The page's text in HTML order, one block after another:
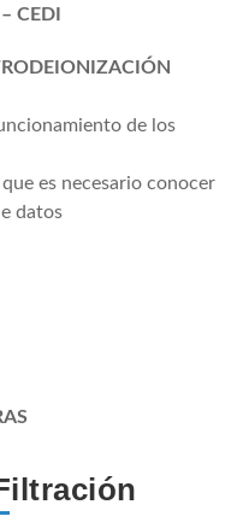
CEDI
de los
es necesario conocer
datos